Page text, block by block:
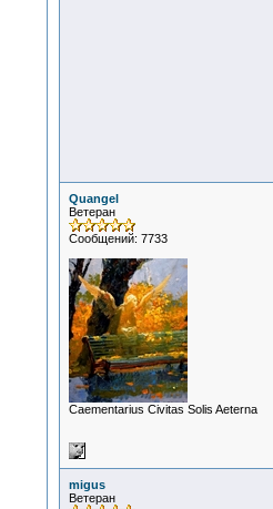
Quangel
Ветеран
Сообщений: 7733
Сaementarius Civitas Solis Aeterna
migus
Ветеран